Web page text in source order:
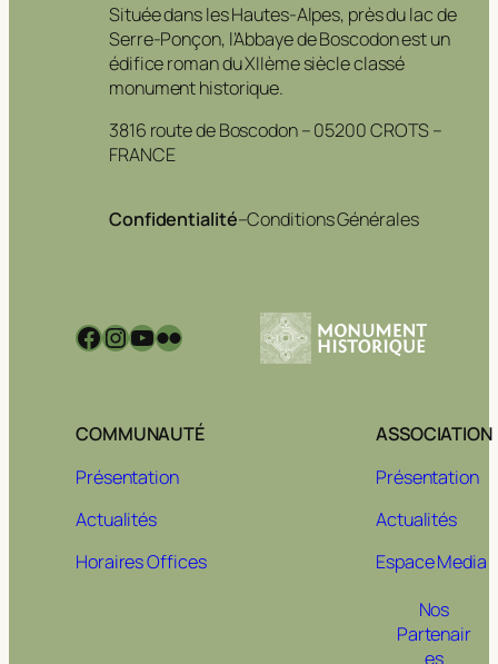
Située dans les Hautes-Alpes, près du lac de
Serre-Ponçon, l’Abbaye de Boscodon est un
édifice roman du XIIème siècle classé
monument historique.
3816 route de Boscodon – 05200 CROTS –
FRANCE
Confidentialité–Conditions Générales
Facebook
Instagram
YouTube
Flickr
COMMUNAUTÉ
Présentation
Actualités
Horaires Offices
ASSOCIATION
Présentation
Actualités
Espace Media
Nos
Partenair
es